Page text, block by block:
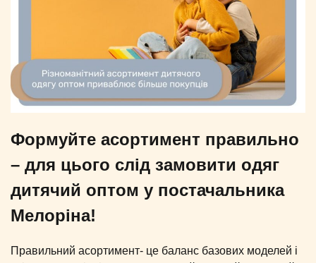
Формуйте асортимент правильно
– для цього слід замовити одяг
дитячий оптом у постачальника
Мелоріна!
Правильний асортимент- це баланс базових моделей і